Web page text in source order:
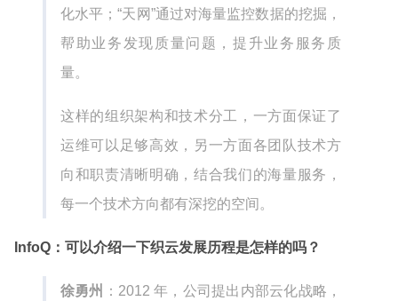
化水平；“天网”通过对海量监控数据的挖掘，
帮助业务发现质量问题，提升业务服务质
量。
这样的组织架构和技术分工，一方面保证了
运维可以足够高效，另一方面各团队技术方
向和职责清晰明确，结合我们的海量服务，
每一个技术方向都有深挖的空间。
InfoQ：可以介绍一下织云发展历程是怎样的吗？
徐勇州
：2012 年，公司提出内部云化战略，